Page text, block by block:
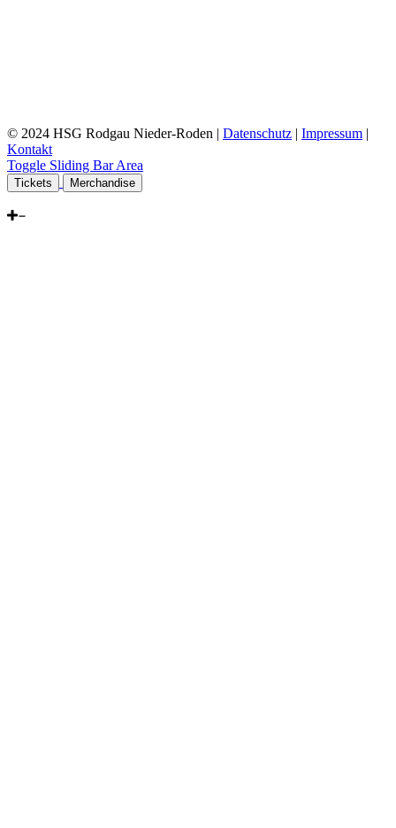
© 2024 HSG Rodgau Nieder-Roden | Datenschutz | Impressum |
Kontakt
Toggle Sliding Bar Area
Tickets Merchandise